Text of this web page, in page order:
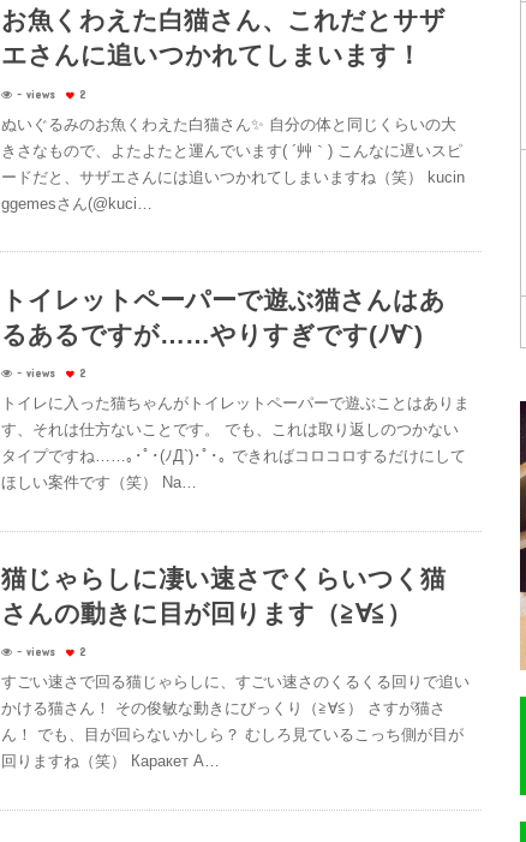
お魚くわえた白猫さん、これだとサザ
エさんに追いつかれてしまいます！
- views 2
ぬいぐるみのお魚くわえた白猫さん✨ 自分の体と同じくらいの大
きさなもので、よたよたと運んでいます( ´艸｀) こんなに遅いスピ
ードだと、サザエさんには追いつかれてしまいますね（笑） kucin
ggemesさん(@kuci…
トイレットペーパーで遊ぶ猫さんはあ
るあるですが……やりすぎです(ﾉ∀`)
- views 2
トイレに入った猫ちゃんがトイレットペーパーで遊ぶことはありま
す、それは仕方ないことです。 でも、これは取り返しのつかない
タイプですね……｡･ﾟ･(ﾉД`)･ﾟ･｡ できればコロコロするだけにして
ほしい案件です（笑） Na…
猫じゃらしに凄い速さでくらいつく猫
さんの動きに目が回ります（≧∀≦）
- views 2
すごい速さで回る猫じゃらしに、すごい速さのくるくる回りで追い
かける猫さん！ その俊敏な動きにびっくり（≧∀≦） さすが猫さ
ん！ でも、目が回らないかしら？ むしろ見ているこっち側が目が
回りますね（笑） Каракет А…